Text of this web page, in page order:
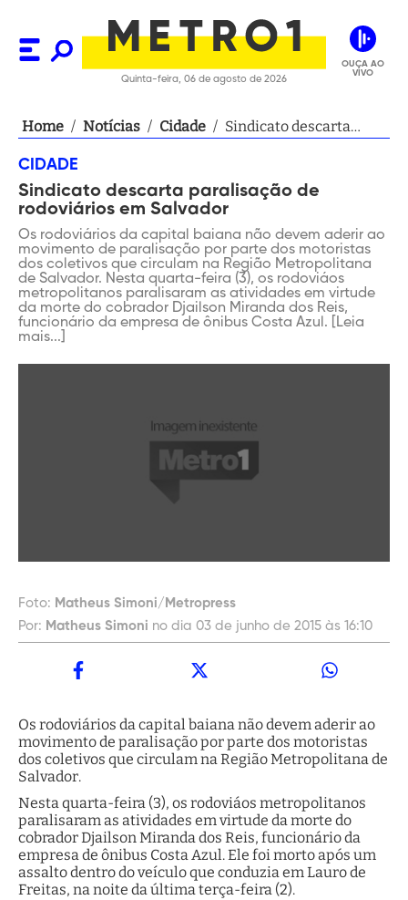
Quinta-feira, 06 de agosto de 2026
OUÇA AO
VIVO
Home / Notícias / Cidade / Sindicato descarta
Salvador
CIDADE
Sindicato descarta paralisação de
rodoviários em Salvador
Os rodoviários da capital baiana não devem aderir ao
movimento de paralisação por parte dos motoristas
dos coletivos que circulam na Região Metropolitana
de Salvador. Nesta quarta-feira (3), os rodoviáos
metropolitanos paralisaram as atividades em virtude
da morte do cobrador Djailson Miranda dos Reis,
funcionário da empresa de ônibus Costa Azul. [Leia
mais...]
Foto: Matheus Simoni/Metropress
Por: Matheus Simoni no dia 03 de junho de 2015 às 16:10
Os rodoviários da capital baiana não devem aderir ao
movimento de paralisação por parte dos motoristas
dos coletivos que circulam na Região Metropolitana de
Salvador.
Nesta quarta-feira (3), os rodoviáos metropolitanos
paralisaram as atividades em virtude da morte do
cobrador Djailson Miranda dos Reis, funcionário da
empresa de ônibus Costa Azul. Ele foi morto após um
assalto dentro do veículo que conduzia em Lauro de
Freitas, na noite da última terça-feira (2).